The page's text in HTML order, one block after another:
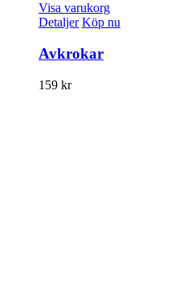
Visa varukorg
Detaljer Köp nu
Avkrokar
159 kr